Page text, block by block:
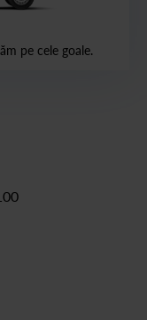
pe cele goale.